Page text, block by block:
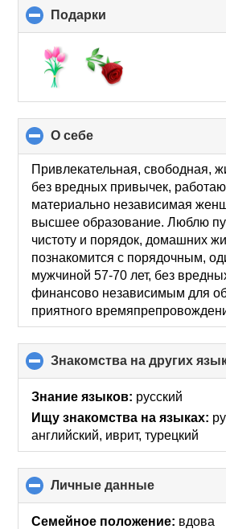
Подарки
to
contents
О себе
to
collapse
contents
Привлекательная, свободная,
без вредных привычек,
материально независимая
высшее образование. Люблю
чистоту и порядок, домашних
познакомится с порядочным,
мужчиной 57-70 лет, без
финансово независимым для
приятного
Знакомства на других
Знание языков: русский
Ищу знакомства на языках:
английский, иврит, турецкий
Личные данные
to
collapse
Семейное положение: вдова